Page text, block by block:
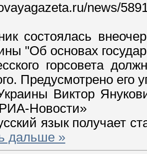
news/
состоялась
"Об основах
горсовета
Предусмотрено его
Виктор
Новости»
язык получает
дальше »